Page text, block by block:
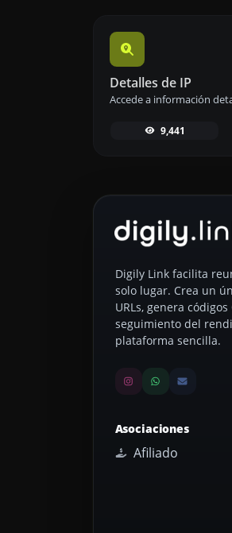
Detalles de IP
9,441
Digily Link facilita
solo lugar. Crea un
URLs, genera
seguimiento del
plataforma sencilla.
Asociaciones
Afiliado